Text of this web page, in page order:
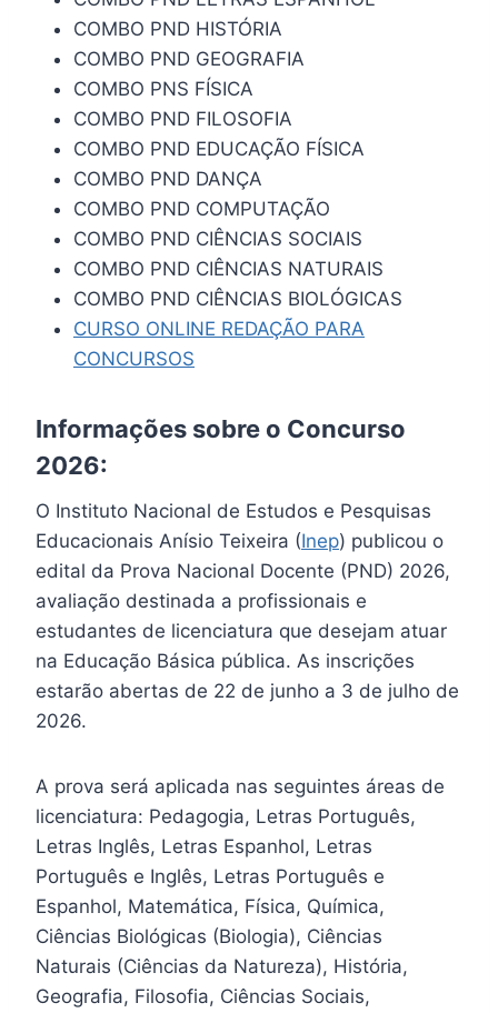
COMBO PND HISTÓRIA
COMBO PND GEOGRAFIA
COMBO PNS FÍSICA
COMBO PND FILOSOFIA
COMBO PND EDUCAÇÃO FÍSICA
COMBO PND DANÇA
COMBO PND COMPUTAÇÃO
COMBO PND CIÊNCIAS SOCIAIS
COMBO PND CIÊNCIAS NATURAIS
COMBO PND CIÊNCIAS BIOLÓGICAS
CURSO ONLINE REDAÇÃO PARA
CONCURSOS
Informações sobre o Concurso
2026:
O Instituto Nacional de Estudos e Pesquisas
Educacionais Anísio Teixeira (Inep) publicou o
edital da Prova Nacional Docente (PND) 2026,
avaliação destinada a profissionais e
estudantes de licenciatura que desejam atuar
na Educação Básica pública. As inscrições
estarão abertas de 22 de junho a 3 de julho de
2026.
A prova será aplicada nas seguintes áreas de
licenciatura: Pedagogia, Letras Português,
Letras Inglês, Letras Espanhol, Letras
Português e Inglês, Letras Português e
Espanhol, Matemática, Física, Química,
Ciências Biológicas (Biologia), Ciências
Naturais (Ciências da Natureza), História,
Geografia, Filosofia, Ciências Sociais,